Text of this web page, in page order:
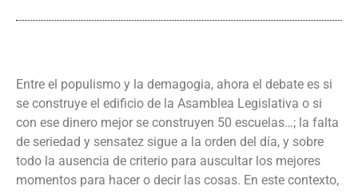
Entre el populismo y la demagogia, ahora el debate es si
se construye el edificio de la Asamblea Legislativa o si
con ese dinero mejor se construyen 50 escuelas…; la falta
de seriedad y sensatez sigue a la orden del día, y sobre
todo la ausencia de criterio para auscultar los mejores
momentos para hacer o decir las cosas. En este contexto,